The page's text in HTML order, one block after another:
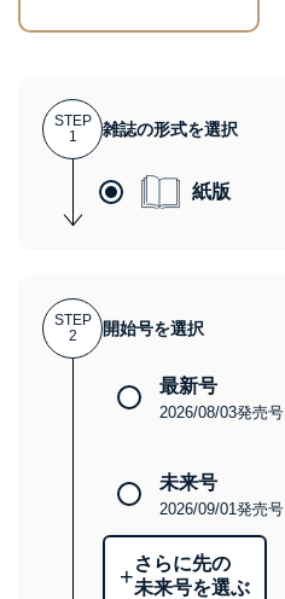
STEP
1
雑誌の形式を選択
紙版
STEP
2
開始号を選択
最新号
2026/08/03発売号
未来号
2026/09/01発売号
+さらに先の
未来号を選ぶ